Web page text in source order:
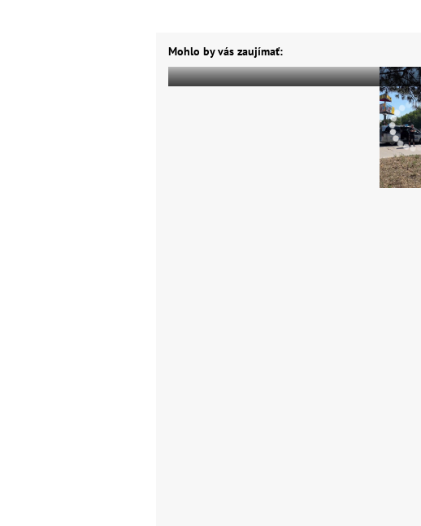
Mohlo by vás zaujímať: